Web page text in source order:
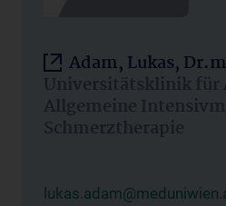
Adam, Lukas,
Universitätsklinik für
Allgemeine
Schmerztherapie